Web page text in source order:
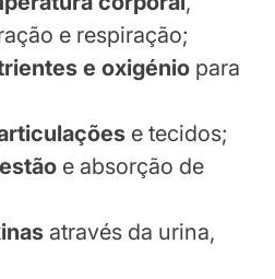
e respiração;
e oxigénio para
e tecidos;
e absorção de
através da urina,